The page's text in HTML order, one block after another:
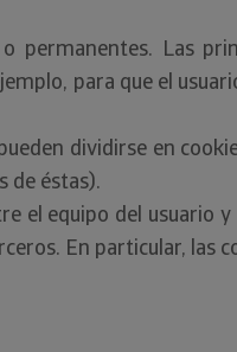
permanentes. Las
para que el
dividirse en
de éstas).
el equipo del usuario
En particular, las